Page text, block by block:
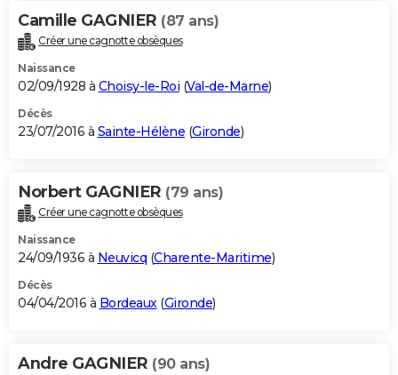
Camille GAGNIER (87 ans)
Créer une cagnotte obsèques
Naissance
02/09/1928 à Choisy-le-Roi (Val-de-Marne)
Décès
23/07/2016 à Sainte-Hélène (Gironde)
Norbert GAGNIER (79 ans)
Créer une cagnotte obsèques
Naissance
24/09/1936 à Neuvicq (Charente-Maritime)
Décès
04/04/2016 à Bordeaux(Gironde)
Andre GAGNIER (90 ans)